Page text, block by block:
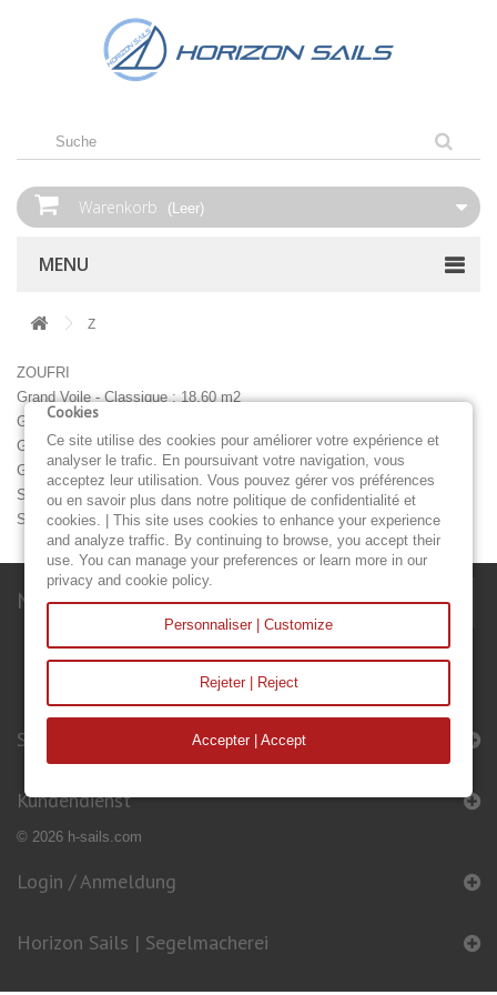
Warenkorb (Leer)
MENU
Z
ZOUFRI
Grand Voile - Classique : 18,60 m2
Grand Voile - Lattée : 18,60 m2
Grand Voile - Enrouleur : 15,50 m2
Genois enrouleur : 32,96 m2
Spi Symétrique : 71,92 m2
Spi Asymétrique : 64,35 m2
Newsletter
Segel & Accessoires
Kundendienst
© 2026 h-sails.com
Login / Anmeldung
Horizon Sails | Segelmacherei
Cookies
Ce site utilise des cookies pour améliorer votre expérience et
analyser le trafic. En poursuivant votre navigation, vous
acceptez leur utilisation. Vous pouvez gérer vos préférences
ou en savoir plus dans notre politique de confidentialité et
cookies. | This site uses cookies to enhance your experience
and analyze traffic. By continuing to browse, you accept their
use. You can manage your preferences or learn more in our
privacy and cookie policy.
Personnaliser | Customize
Rejeter | Reject
Accepter | Accept